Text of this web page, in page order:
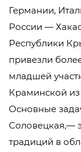
Германии,
России —
Республики
привезли
младшей
Краминской из
Основные
Соловецкая,—
традиций в